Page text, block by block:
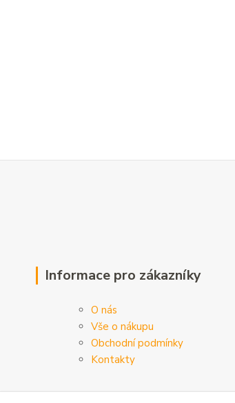
Informace pro zákazníky
O nás
Vše o nákupu
Obchodní podmínky
Kontakty